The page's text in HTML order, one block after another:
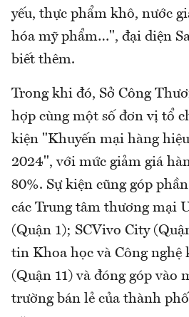
yếu, thực phẩm khô, nước
hóa mỹ phẩm…", đại diện
biết thêm.
Trong khi đó, Sở Công
hợp cùng một số đơn vị tổ
kiện "Khuyến mại hàng
2024", với mức giảm giá
80%. Sự kiện cũng góp
các Trung tâm thương mại
(Quận 1); SCVivo City
tin Khoa học và Công nghệ
(Quận 11) và đóng góp vào
trường bán lẻ của thành